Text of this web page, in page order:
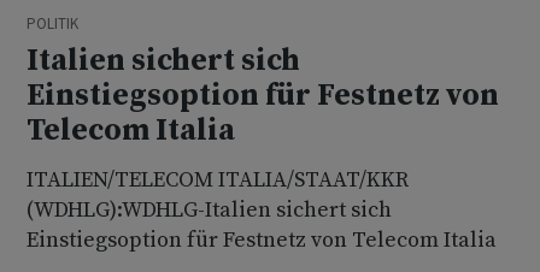
POLITIK
Italien sichert sich
Einstiegsoption für Festnetz von
Telecom Italia
ITALIEN/TELECOM ITALIA/STAAT/KKR
(WDHLG):WDHLG-Italien sichert sich
Einstiegsoption für Festnetz von Telecom Italia